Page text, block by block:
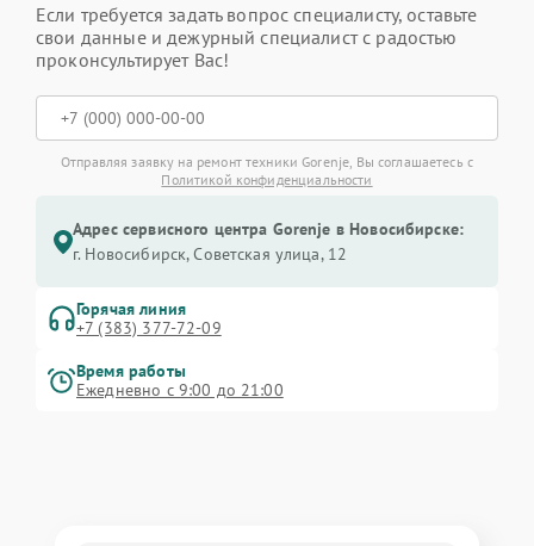
Если требуется задать вопрос специалисту, оставьте
свои данные и дежурный специалист с радостью
проконсультирует Вас!
Отправляя заявку на ремонт техники Gorenje, Вы соглашаетесь с
Политикой конфиденциальности
Адрес сервисного центра Gorenje в Новосибирске:
г. Новосибирск, Советская улица, 12
Горячая линия
+7 (383) 377-72-09
Время работы
Ежедневно с 9:00 до 21:00